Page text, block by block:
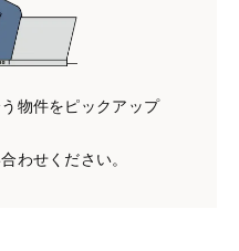
物件をピックアップ
わせください。